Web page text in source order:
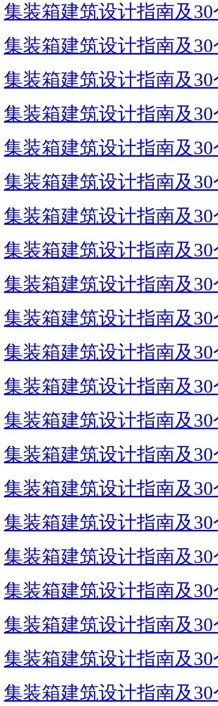
集装箱建筑设计指南及
集装箱建筑设计指南及
集装箱建筑设计指南及
集装箱建筑设计指南及
集装箱建筑设计指南及
集装箱建筑设计指南及
集装箱建筑设计指南及
集装箱建筑设计指南及
集装箱建筑设计指南及
集装箱建筑设计指南及
集装箱建筑设计指南及
集装箱建筑设计指南及
集装箱建筑设计指南及
集装箱建筑设计指南及
集装箱建筑设计指南及
集装箱建筑设计指南及
集装箱建筑设计指南及
集装箱建筑设计指南及
集装箱建筑设计指南及
集装箱建筑设计指南及
集装箱建筑设计指南及